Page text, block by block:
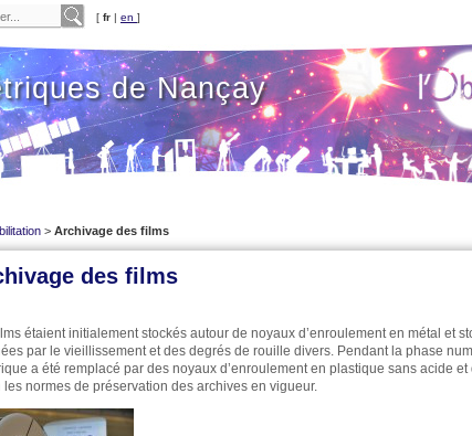
[ fr | en ]
de Nançay
> Archivage des films
des films
étaient initialement stockés autour de noyaux d’enroulement en métal et
par le vieillissement et des degrés de rouille divers. Pendant la phase
a été remplacé par des noyaux d’enroulement en plastique sans acide
les normes de préservation des archives en vigueur.